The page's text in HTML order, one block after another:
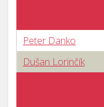
Peter Danko
Dušan Lorinčík